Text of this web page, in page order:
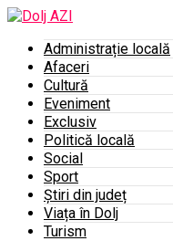
Administrație locală
Afaceri
Cultură
Eveniment
Exclusiv
Politică locală
Social
Sport
Știri din județ
Viața în Dolj
Turism